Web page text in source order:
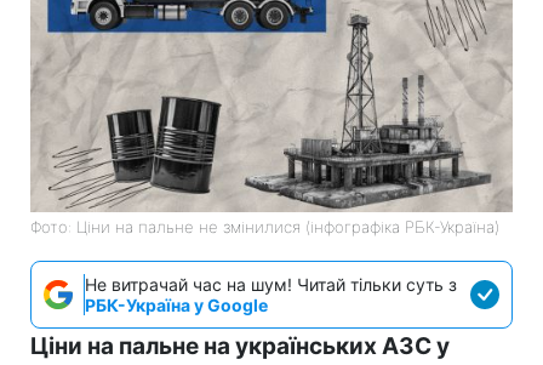
Фото: Ціни на пальне не змінилися (інфографіка РБК-Україна)
Не витрачай час на шум! Читай тільки суть з
РБК-Україна у Google
Ціни на пальне на українських АЗС у